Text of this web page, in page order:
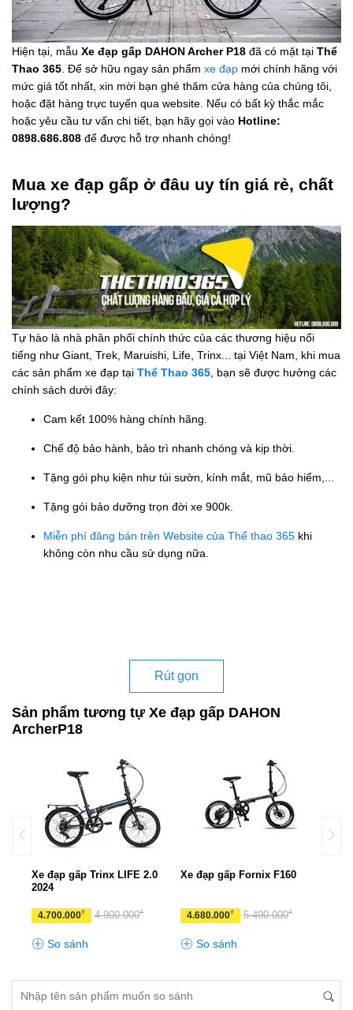
Hiện tại, mẫu Xe đạp gấp DAHON Archer P18 đã có mặt tại Thể
Thao 365 . Để sở hữu ngay sản phẩm xe đạp mới chính hãng với
mức giá tốt nhất, xin mời bạn ghé thăm cửa hàng của chúng tôi,
hoặc đặt hàng trực tuyến qua website. Nếu có bất kỳ thắc mắc
hoặc yêu cầu tư vấn chi tiết, bạn hãy gọi vào Hotline:
0898.686.808 để được hỗ trợ nhanh chóng!
Mua xe đạp gấp ở đâu uy tín giá rẻ, chất
lượng?
Tự hào là nhà phân phối chính thức của các thương hiệu nổi
tiếng như Giant, Trek, Maruishi, Life, Trinx... tại Việt Nam, khi mua
các sản phẩm xe đạp tại Thể Thao 365 , bạn sẽ được hưởng các
chính sách dưới đây:
Cam kết 100% hàng chính hãng.
Chế độ bảo hành, bảo trì nhanh chóng và kịp thời.
Tặng gói phụ kiện như túi sườn, kính mắt, mũ bảo hiểm,...
Tặng gói bảo dưỡng trọn đời xe 900k.
Miễn phí đăng bán trên Website của Thể thao 365 khi
không còn nhu cầu sử dụng nữa.
Rút gọn
Sản phẩm tương tự Xe đạp gấp DAHON
ArcherP18
Xe đạp gấp Trinx LIFE 2.0
2024
4.700.000₫ 4.900.000₫
So sánh
Xe đạp gấp Fornix F160
4.680.000₫ 5.490.000₫
So sánh